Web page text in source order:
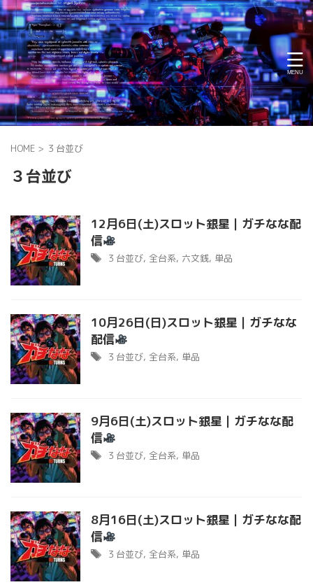
HOME > ３台並び
３台並び
12月6日(土)スロット銀星｜ガチなな配
信
３台並び, 全台系, 六文銭, 単品
10月26日(日)スロット銀星｜ガチなな
配信
３台並び, 全台系, 単品
9月6日(土)スロット銀星｜ガチなな配
信
３台並び, 全台系, 単品
8月16日(土)スロット銀星｜ガチなな配
信
３台並び, 全台系, 単品